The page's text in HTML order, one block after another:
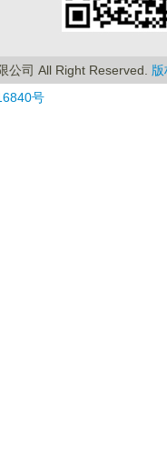
公司 All Right Reserved.
号